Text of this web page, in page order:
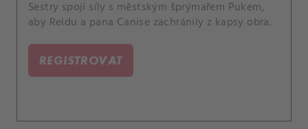
Sestry spojí síly s městským šprýmařem Pukem,
aby Reldu a pana Canise zachránily z kapsy obra.
REGISTROVAT